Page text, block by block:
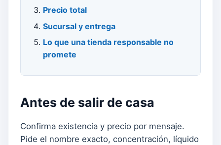
Precio total
Sucursal y entrega
Lo que una tienda responsable no
promete
Antes de salir de casa
Confirma existencia y precio por mensaje.
Pide el nombre exacto, concentración, líquido